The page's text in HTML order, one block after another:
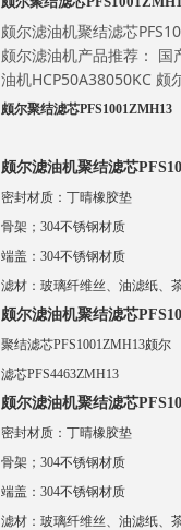
颇尔滤油机聚结滤芯
颇尔滤油机产品推荐：
油机HCP50A38050KC 颇
颇尔聚结滤芯PFS1001ZMH13
颇尔滤油机聚结滤芯
密封材质：丁晴橡胶垫
骨架；304不锈钢材质
端盖：304不锈钢材质
滤材：玻璃纤维丝、油滤纸、
颇尔滤油机聚结滤芯
聚结滤芯PFS1001ZMH13颇尔
滤芯PFS4463ZMH13
颇尔滤油机聚结滤芯
密封材质：丁晴橡胶垫
骨架；304不锈钢材质
端盖：304不锈钢材质
滤材：玻璃纤维丝、油滤纸、